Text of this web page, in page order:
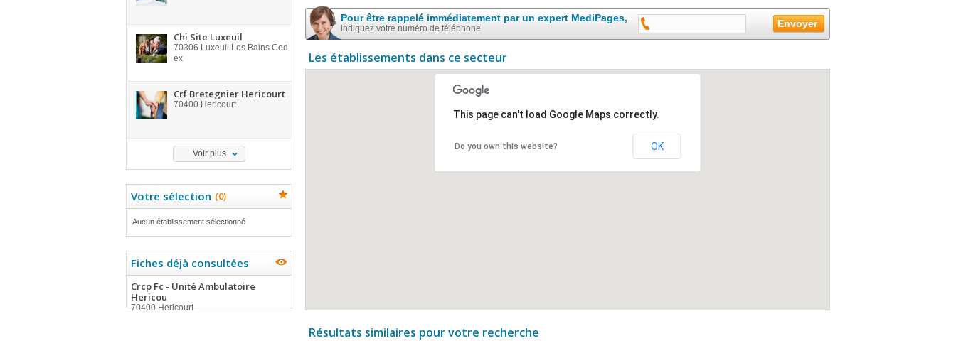
Chi Site Luxeuil
70306 Luxeuil Les Bains Ced
ex
Crf Bretegnier Hericourt
70400 Hericourt
Voir plus
Votre sélection (0)
Aucun établissement sélectionné
Fiches déjà consultées
Crcp Fc - Unité Ambulatoire
Hericou
70400 Hericourt
Pour être rappelé immédiatement par un expert MediPages,
indiquez votre numéro de téléphone
Les établissements dans ce secteur
This page can't load Google Maps correctly.
Do you own this website? OK
Résultats similaires pour votre recherche